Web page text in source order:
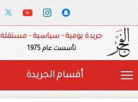
جريدة يومية - سياسية - مستقلة
تأسست عام 1975
أقسام الجريدة